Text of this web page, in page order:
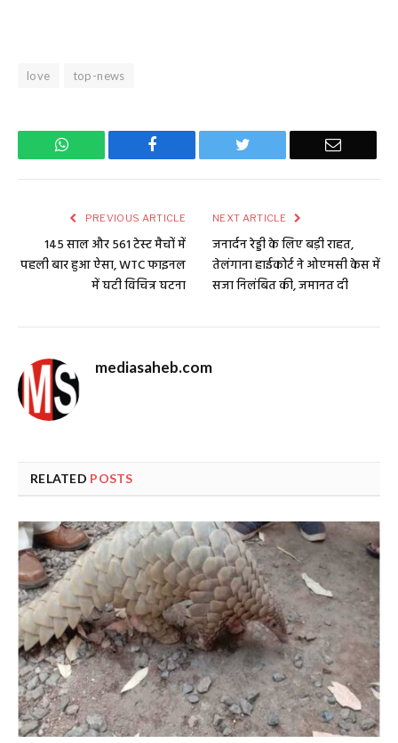
love top-news
WhatsApp Facebook Twitter Email
PREVIOUS ARTICLE
145 साल और 561 टेस्ट मैचों में
पहली बार हुआ ऐसा, WTC फाइनल
में घटी विचित्र घटना
NEXT ARTICLE
जनार्दन रेड्डी के लिए बड़ी राहत,
तेलंगाना हाईकोर्ट ने ओएमसी केस में
सजा निलंबित की, जमानत दी
mediasaheb.com
RELATED POSTS